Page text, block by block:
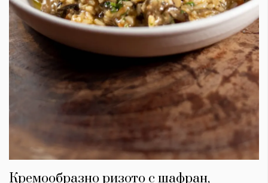
Кремообразно ризото с шафран,